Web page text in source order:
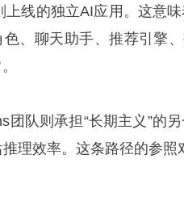
上线的独立AI应用。这意
、聊天助手、推荐引擎
团队则承担“长期主义”的
理效率。这条路径的参